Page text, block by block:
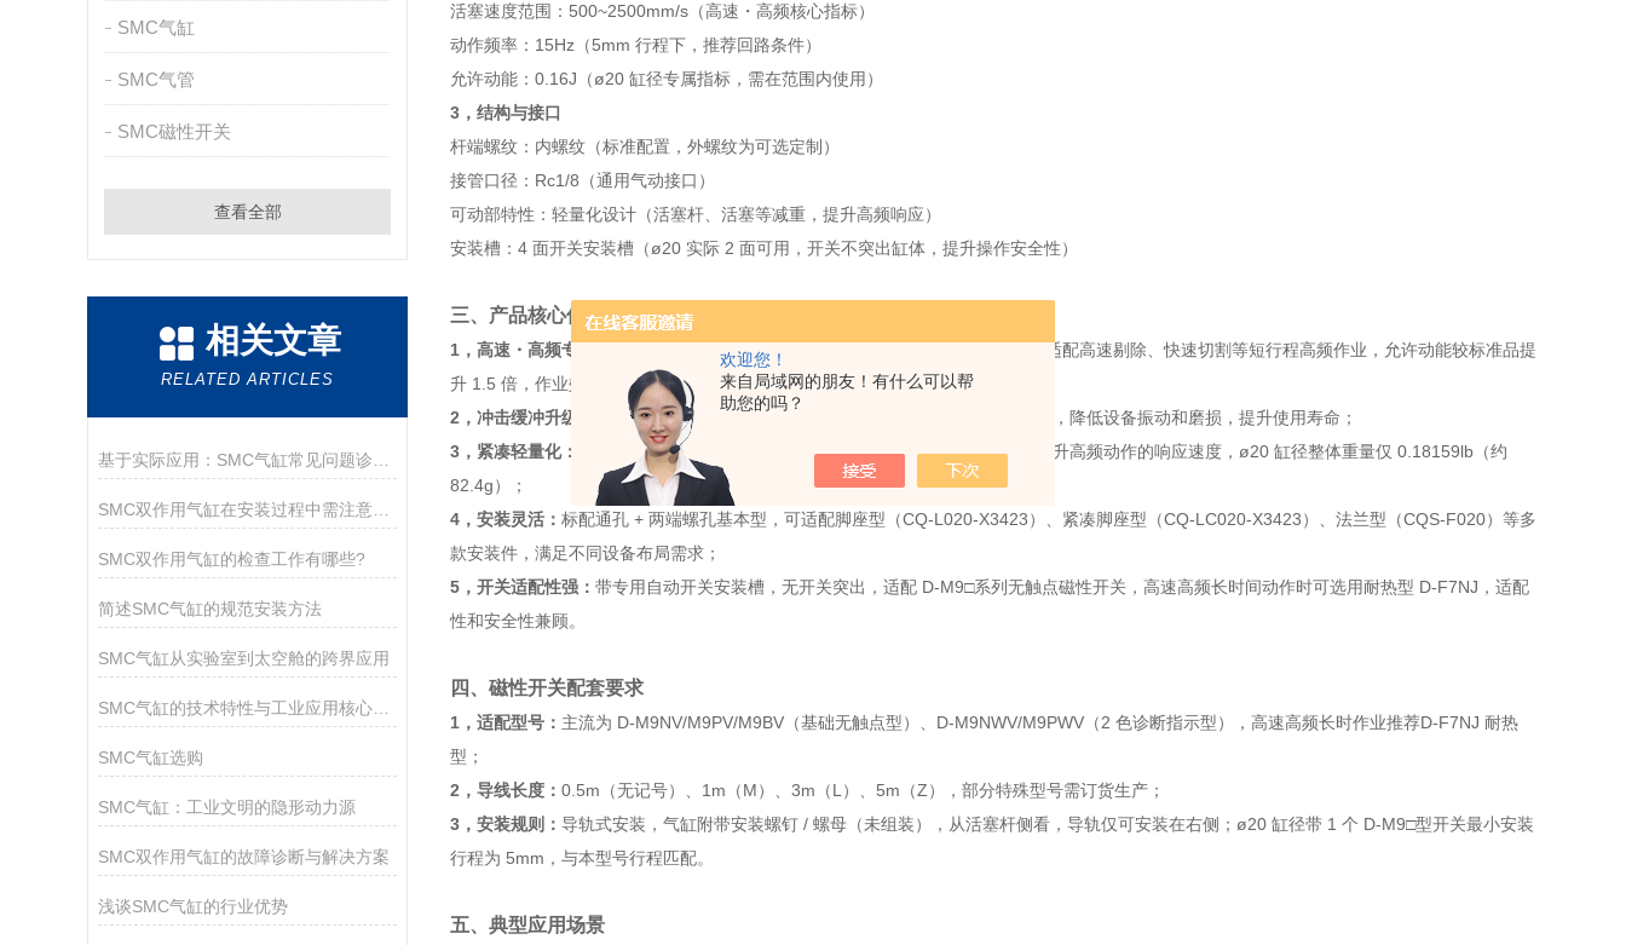
欢迎您！
来自局域网的朋友！有什么可以帮
助您的吗？
SMC气缸
SMC气管
SMC磁性开关
查看全部
相关文章
RELATED ARTICLES
SMC双作用气缸在安装过程中需注意以下关键事项
SMC双作用气缸的检查工作有哪些?
简述SMC气缸的规范安装方法
SMC气缸从实验室到太空舱的跨界应用
SMC气缸的技术特性与工业应用核心解析
SMC气缸选购
SMC气缸：工业文明的隐形动力源
SMC双作用气缸的故障诊断与解决方案
浅谈SMC气缸的行业优势
活塞速度范围：500~2500mm/s（高速・高频核心指标）
动作频率：15Hz（5mm 行程下，推荐回路条件）
允许动能：0.16J（ø20 缸径专属指标，需在范围内使用）
3，结构与接口
杆端螺纹：内螺纹（标准配置，外螺纹为可选定制）
接管口径：Rc1/8（通用气动接口）
可动部特性：轻量化设计（活塞杆、活塞等减重，提升高频响应）
安装槽：4 面开关安装槽（ø20 实际 2 面可用，开关不突出缸体，提升操作安全性）
三、产品核心优势
1，高速・高频专属优化：
活塞速度 2500mm/s、5mm 行程下 15Hz 高频动作，适配高速剔除、快速切割等短行程高频作业，允许动能较标准品提
升 1.5 倍，作业效率更高；
2，冲击缓冲升级：
重新设计垫缓冲结构，大幅缓解高速动作下行程末端的冲击力，降低设备振动和磨损，提升使用寿命；
3，紧凑轻量化：
薄型缸体设计，设备集成更省空间，可动部重量削减，进一步提升高频动作的响应速度，ø20 缸径整体重量仅 0.18159lb（约
82.4g）；
4，安装灵活： 标配通孔 + 两端螺孔基本型，可适配脚座型（CQ-L020-X3423）、紧凑脚座型（CQ-LC020-X3423）、法兰型（CQS-F020）等多
款安装件，满足不同设备布局需求；
5，开关适配性强： 带专用自动开关安装槽，无开关突出，适配 D-M9□系列无触点磁性开关，高速高频长时间动作时可选用耐热型 D-F7NJ，适配
性和安全性兼顾。
四、磁性开关配套要求
1，适配型号： 主流为 D-M9NV/M9PV/M9BV（基础无触点型）、D-M9NWV/M9PWV（2 色诊断指示型），高速高频长时作业推荐D-F7NJ 耐热
型；
2，导线长度： 0.5m（无记号）、1m（M）、3m（L）、5m（Z），部分特殊型号需订货生产；
3，安装规则： 导轨式安装，气缸附带安装螺钉 / 螺母（未组装），从活塞杆侧看，导轨仅可安装在右侧；ø20 缸径带 1 个 D-M9□型开关最小安装
行程为 5mm，与本型号行程匹配。
五、典型应用场景